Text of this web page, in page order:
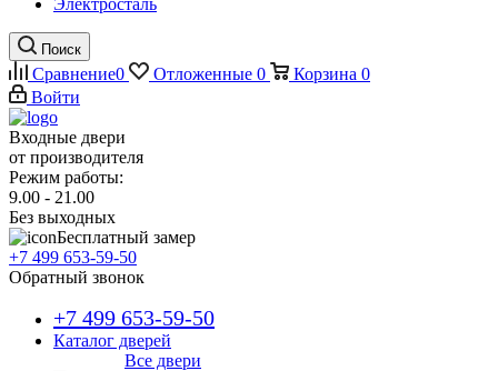
Электросталь
Поиск
Сравнение0 Отложенные 0 Корзина 0
Войти
Входные двери
от производителя
Режим работы:
9.00 - 21.00
Без выходных
Бесплатный замер
+7 499 653-59-50
Обратный звонок
+7 499 653-59-50
Каталог дверей
Все двери